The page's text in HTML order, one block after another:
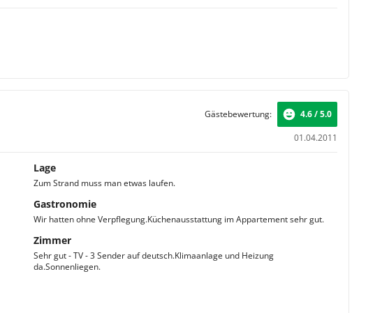
01.04.2011
Gästebewertung: 4.6 / 5.0
Lage
Zum Strand muss man etwas laufen.
Gastronomie
Wir hatten ohne Verpflegung.Küchenausstattung im Appartement sehr gut.
Zimmer
Sehr gut - TV - 3 Sender auf deutsch.Klimaanlage und Heizung
da.Sonnenliegen.